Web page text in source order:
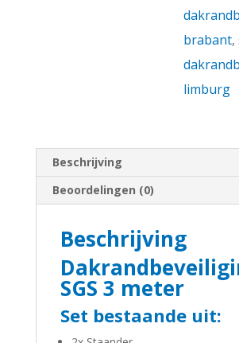
brabant,
limburg
Beschrijving
Beoordelingen (0)
Beschrijving
SGS 3 meter
Set bestaande uit: